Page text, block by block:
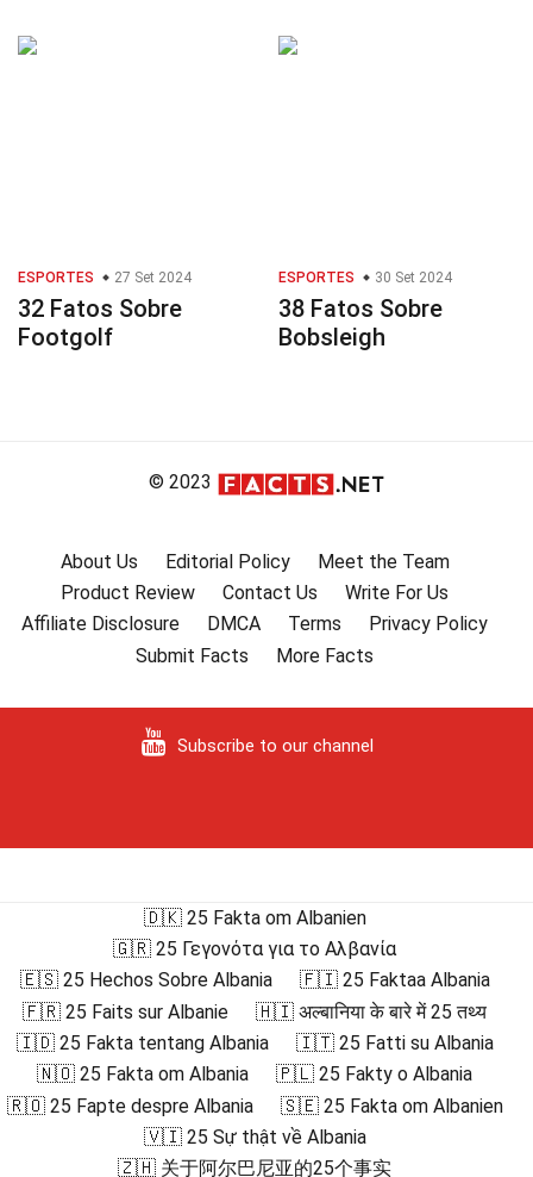
ESPORTES 27 Set 2024
32 Fatos Sobre
Footgolf
ESPORTES 30 Set 2024
38 Fatos Sobre
Bobsleigh
© 2023
About Us Editorial Policy
Meet the Team
Product Review
Contact Us
Write For Us
Affiliate Disclosure
DMCA Terms
Privacy Policy
Submit Facts
More Facts
Subscribe to our channel
🇩🇰 25 Fakta om Albanien
🇬🇷 25 Γεγονότα για το Αλβανία
🇪🇸 25 Hechos Sobre Albania
🇫🇮 25 Faktaa Albania
🇫🇷 25 Faits sur Albanie
🇭🇮 अल्बानिया के बारे में 25 तथ्य
🇮🇩 25 Fakta tentang Albania
🇮🇹 25 Fatti su Albania
🇳🇴 25 Fakta om Albania
🇵🇱 25 Fakty o Albania
🇷🇴 25 Fapte despre Albania
🇸🇪 25 Fakta om Albanien
🇻🇮 25 Sự thật về Albania
🇿🇭 关于阿尔巴尼亚的25个事实